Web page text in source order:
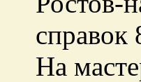
справок
На